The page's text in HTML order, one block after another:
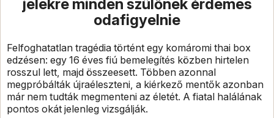
jelekre minden szülőnek érdemes
odafigyelnie
Felfoghatatlan tragédia történt egy komáromi thai box
edzésen: egy 16 éves fiú bemelegítés közben hirtelen
rosszul lett, majd összeesett. Többen azonnal
megpróbálták újraéleszteni, a kiérkező mentők azonban
már nem tudták megmenteni az életét. A fiatal halálának
pontos okát jelenleg vizsgálják.